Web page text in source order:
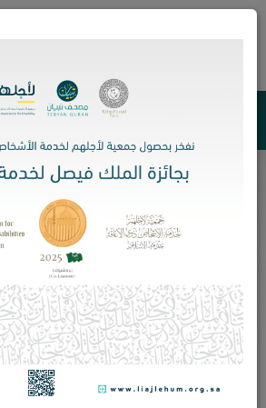
جمعية لأجلهم لخدمة الأشخاص ذوي الإعاقة
تبرعات البرامج
تدريب اشخاص ذوي الإعاقة
الرئيسية تبرعات البرامج تدريب اشخاص ذوي